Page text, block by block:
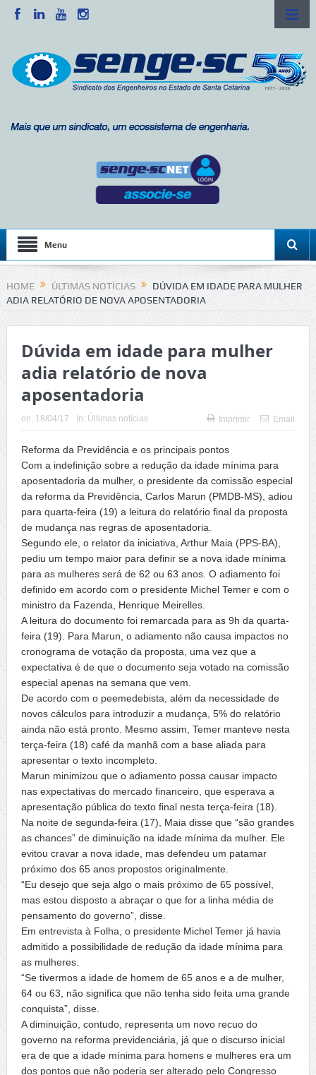
Menu
HOME ÚLTIMAS NOTÍCIAS
DÚVIDA EM IDADE PARA MULHER
ADIA RELATÓRIO DE NOVA APOSENTADORIA
Dúvida em idade para mulher
adia relatório de nova
aposentadoria
on: 18/04/17 In: Últimas notícias Imprimir Email
Reforma da Previdência e os principais pontos
Com a indefinição sobre a redução da idade mínima para
aposentadoria da mulher, o presidente da comissão especial
da reforma da Previdência, Carlos Marun (PMDB-MS), adiou
para quarta-feira (19) a leitura do relatório final da proposta
de mudança nas regras de aposentadoria.
Segundo ele, o relator da iniciativa, Arthur Maia (PPS-BA),
pediu um tempo maior para definir se a nova idade mínima
para as mulheres será de 62 ou 63 anos. O adiamento foi
definido em acordo com o presidente Michel Temer e com o
ministro da Fazenda, Henrique Meirelles.
A leitura do documento foi remarcada para as 9h da quarta-
feira (19). Para Marun, o adiamento não causa impactos no
cronograma de votação da proposta, uma vez que a
expectativa é de que o documento seja votado na comissão
especial apenas na semana que vem.
De acordo com o peemedebista, além da necessidade de
novos cálculos para introduzir a mudança, 5% do relatório
ainda não está pronto. Mesmo assim, Temer manteve nesta
terça-feira (18) café da manhã com a base aliada para
apresentar o texto incompleto.
Marun minimizou que o adiamento possa causar impacto
nas expectativas do mercado financeiro, que esperava a
apresentação pública do texto final nesta terça-feira (18).
Na noite de segunda-feira (17), Maia disse que “são grandes
as chances” de diminuição na idade mínima da mulher. Ele
evitou cravar a nova idade, mas defendeu um patamar
próximo dos 65 anos propostos originalmente.
“Eu desejo que seja algo o mais próximo de 65 possível,
mas estou disposto a abraçar o que for a linha média de
pensamento do governo”, disse.
Em entrevista à Folha, o presidente Michel Temer já havia
admitido a possibilidade de redução da idade mínima para
as mulheres.
“Se tivermos a idade de homem de 65 anos e a de mulher,
64 ou 63, não significa que não tenha sido feita uma grande
conquista”, disse.
A diminuição, contudo, representa um novo recuo do
governo na reforma previdenciária, já que o discurso inicial
era de que a idade mínima para homens e mulheres era um
dos pontos que não poderia ser alterado pelo Congresso